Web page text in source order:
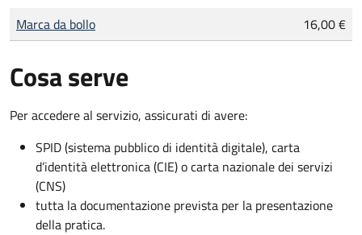
Tipo di pagamento
Importo
Marca da bollo 16,00 €
Cosa serve
Per accedere al servizio, assicurati di avere:
SPID (sistema pubblico di identità digitale), carta
d’identità elettronica (CIE) o carta nazionale dei servizi
(CNS)
tutta la documentazione prevista per la presentazione
della pratica.